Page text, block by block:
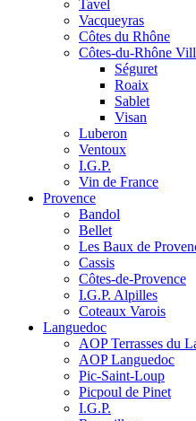
Tavel
Vacqueyras
Côtes du Rhône
Côtes-du-Rhône
Séguret
Roaix
Sablet
Visan
Luberon
Ventoux
I.G.P.
Vin de France
Provence
Bandol
Bellet
Les Baux de
Cassis
Côtes-de-Provence
I.G.P. Alpilles
Coteaux Varois
Languedoc
AOP Terrasses du
AOP Languedoc
Pic-Saint-Loup
Picpoul de Pinet
I.G.P.